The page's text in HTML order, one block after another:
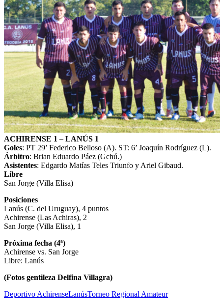
ACHIRENSE 1 – LANÚS 1
Goles: PT 29’ Federico Belloso (A). ST: 6’ Joaquín Rodríguez (L).
Árbitro: Brian Eduardo Páez (Gchú.)
Asistentes: Edgardo Matías Teles Triunfo y Ariel Gibaud.
Libre
San Jorge (Villa Elisa)
Posiciones
Lanús (C. del Uruguay), 4 puntos
Achirense (Las Achiras), 2
San Jorge (Villa Elisa), 1
Próxima fecha (4ª)
Achirense vs. San Jorge
Libre: Lanús
(Fotos gentileza Delfina Villagra)
Deportivo AchirenseLanúsTorneo Regional Amateur